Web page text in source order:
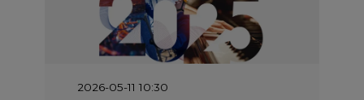
2026-05-11 10:30